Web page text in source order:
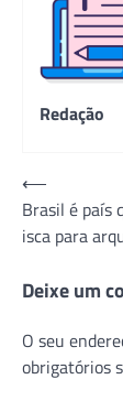
Redação
Navegação
de
Post
⟵
Brasil é país
isca para
Deixe um
O seu
obrigatórios